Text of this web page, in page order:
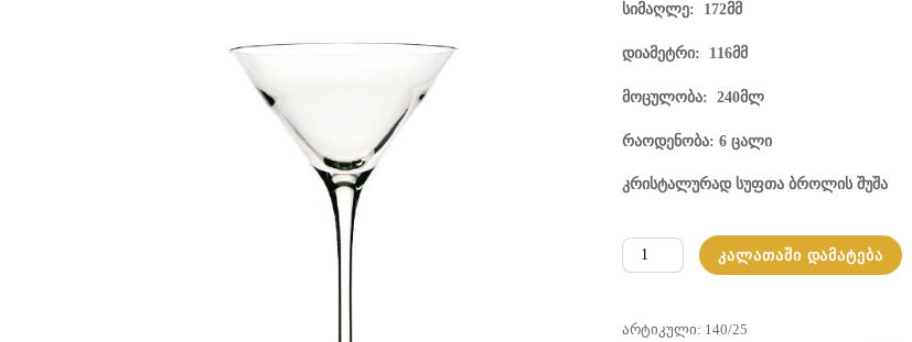
სიმაღლე: 172მმ
დიამეტრი: 116მმ
მოცულობა: 240მლ
რაოდენობა: 6 ცალი
კრისტალურად სუფთა ბროლის შუშა
რაოდენობა:
მარტინის
ᲙᲐᲚᲐᲗᲐᲨᲘ ᲓᲐᲛᲐᲢᲔᲑᲐ
ᲐᲠᲢᲘᲙᲣᲚᲘ: 140/25